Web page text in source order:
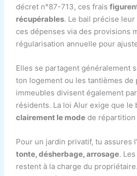
décret n°87-713, ces frais
récupérables. Le bail précise
ces dépenses via des provisions
régularisation annuelle pour
Elles se partagent généralement
ton logement ou les tantièmes
immeubles divisent également
résidents. La loi Alur exige que le
clairement le mode de répartition
Pour un jardin privatif, tu assures
tonte, désherbage, arrosage.
restent à la charge du